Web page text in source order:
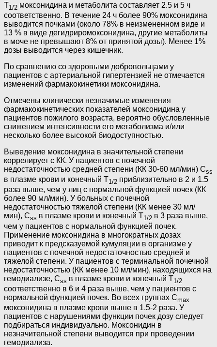
Т1/2 моксонидина и метаболита составляет 2.5 и 5 ч
соответственно. В течение 24 ч более 90% моксонидина
выводится почками (около 78% в неизмененном виде и
13 % в виде дегидриромоксонидина, другие метаболиты
в моче не превышают 8% от принятой дозы). Менее 1%
дозы выводится через кишечник.
По сравнению со здоровыми добровольцами у
пациентов с артериальной гипертензией не отмечается
изменений фармакокинетики моксонидина.
Отмечены клинически незначимые изменения
фармакокинетических показателей моксонидина у
пациентов пожилого возраста, вероятно обусловленные
снижением интенсивности его метаболизма и/или
несколько более высокой биодоступностью.
Выведение моксонидина в значительной степени
коррелирует с КК. У пациентов с почечной
недостаточностью средней степени (КК 30-60 мл/мин) Css
в плазме крови и конечный T1/2 приблизительно в 2 и 1.5
раза выше, чем у лиц с нормальной функцией почек (КК
более 90 мл/мин). У больных с почечной
недостаточностью тяжелой степени (КК менее 30 мл/
мин), Css в плазме крови и конечный T1/2 в 3 раза выше,
чем у пациентов с нормальной функцией почек.
Применение моксонидина в многократных дозах
приводит к предсказуемой кумуляции в организме у
пациентов с почечной недостаточностью средней и
тяжелой степени. У пациентов с терминальной почечной
недостаточностью (КК менее 10 мл/мин), находящихся на
гемодиализе, Css в плазме крови и конечный T1/2
соответственно в 6 и 4 раза выше, чем у пациентов с
нормальной функцией почек. Во всех группах Cmax
моксонидина в плазме крови выше в 1.5-2 раза. У
пациентов с нарушениями функции почек дозу следует
подбираться индивидуально. Моксонидин в
незначительной степени выводится при проведении
гемодиализа.